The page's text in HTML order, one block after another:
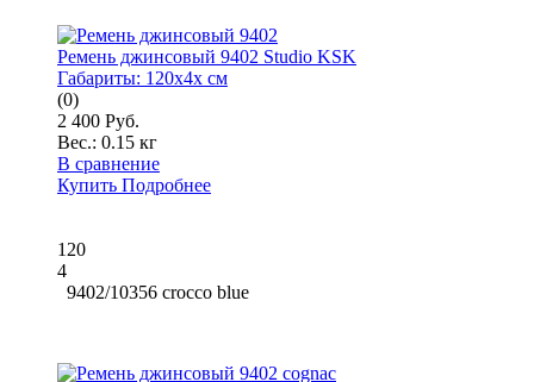
Ремень джинсовый 9402 Studio KSK
Габариты: 120x4x см
(0)
2 400 Руб.
Вес.: 0.15 кг
В сравнение
Купить Подробнее
120
4
9402/10356 crocco blue